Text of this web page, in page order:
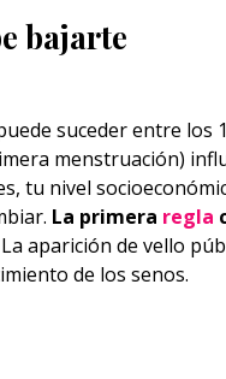
bajarte
suceder entre los
menstruación)
tu nivel
La primera regla
aparición de vello
de los senos.